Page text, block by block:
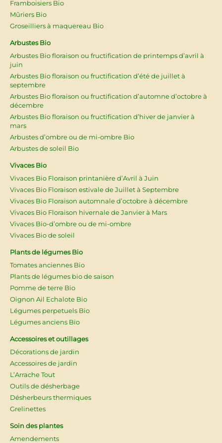
Framboisiers Bio
Mûriers Bio
Groseilliers à maquereau Bio
Arbustes Bio
Arbustes Bio floraison ou fructification de printemps d’avril à
juin
Arbustes Bio floraison ou fructification d’été de juillet à
septembre
Arbustes Bio floraison ou fructification d’automne d’octobre à
décembre
Arbustes Bio floraison ou fructification d’hiver de janvier à
mars
Arbustes d’ombre ou de mi-ombre Bio
Arbustes de soleil Bio
Vivaces Bio
Vivaces Bio Floraison printanière d’Avril à Juin
Vivaces Bio Floraison estivale de Juillet à Septembre
Vivaces Bio Floraison automnale d’octobre à décembre
Vivaces Bio Floraison hivernale de Janvier à Mars
Vivaces Bio-d’ombre ou de mi-ombre
Vivaces Bio de soleil
Plants de légumes Bio
Tomates anciennes Bio
Plants de légumes bio de saison
Pomme de terre Bio
Oignon Ail Echalote Bio
Légumes perpetuels Bio
Légumes anciens Bio
Accessoires et outillages
Décorations de jardin
Accessoires de jardin
L’Arrache Tout
Outils de désherbage
Désherbeurs thermiques
Grelinettes
Soin des plantes
Amendements